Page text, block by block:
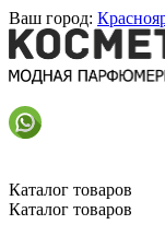
Ваш город:
Каталог товаров
Каталог товаров